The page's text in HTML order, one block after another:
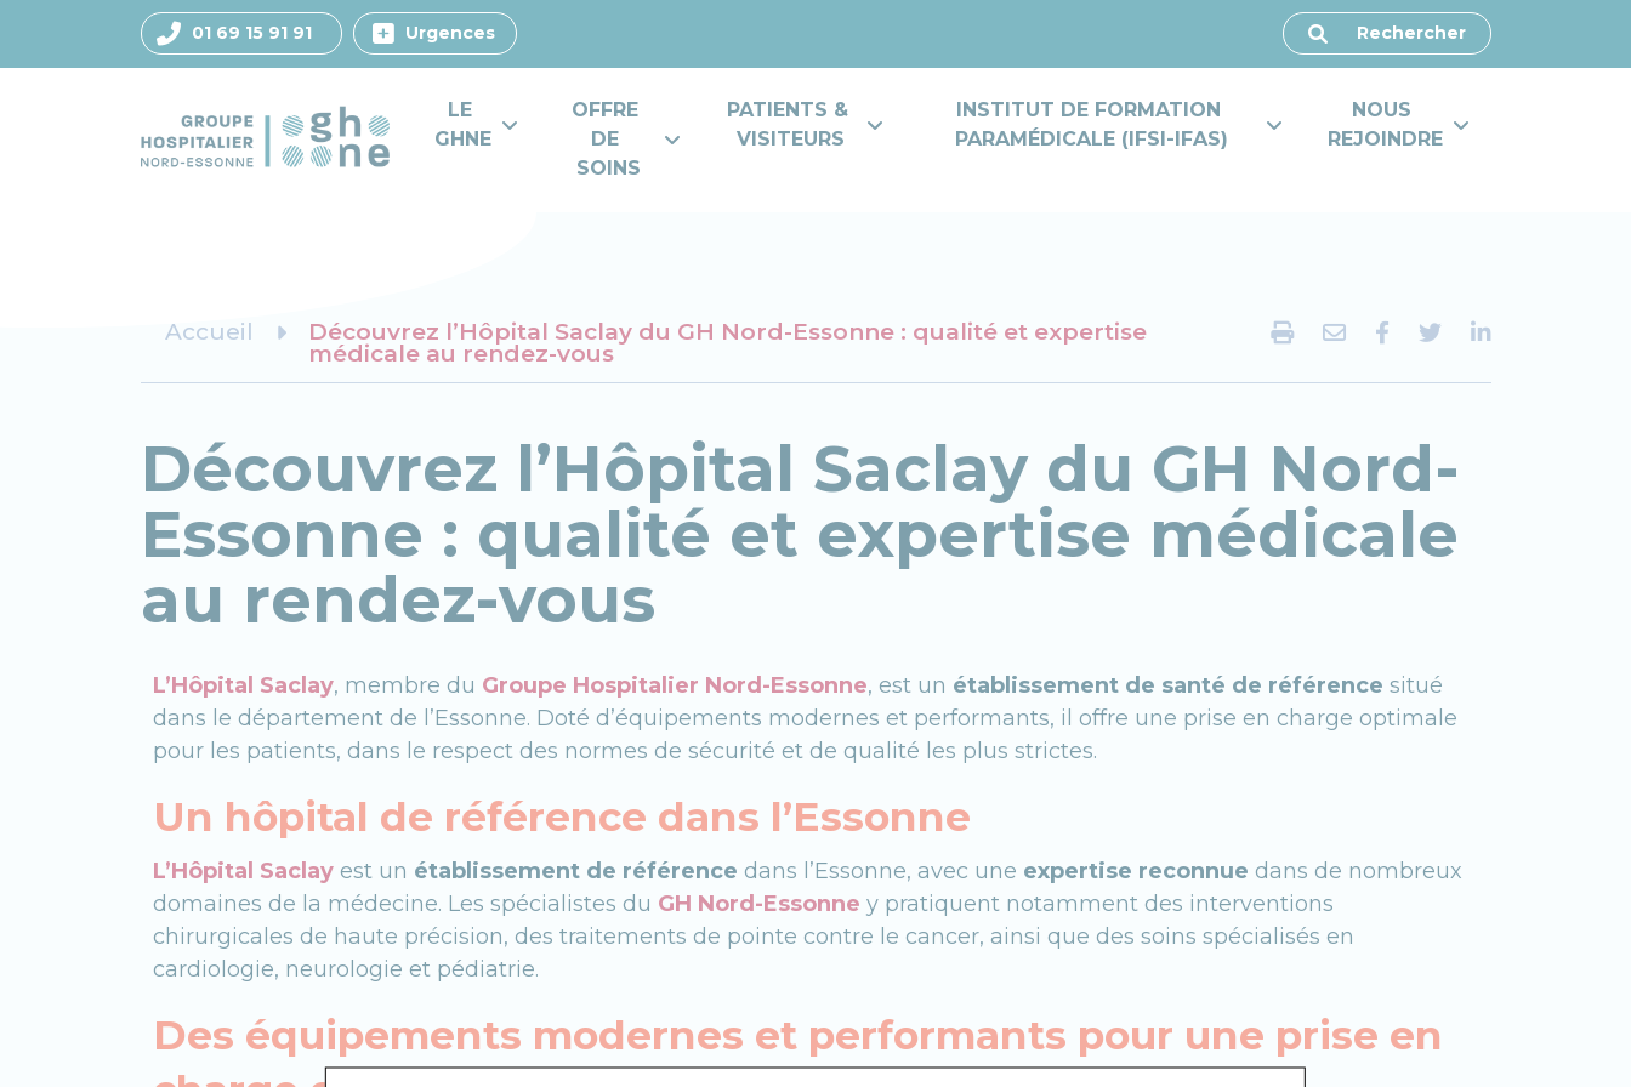
01 69 15 91 91 Urgences Rechercher
LE
GHNE
OFFRE
DE
SOINS
PATIENTS &
VISITEURS
INSTITUT DE FORMATION
PARAMÉDICALE (IFSI-IFAS)
NOUS
REJOINDRE
Accueil Découvrez l’Hôpital Saclay du GH Nord-Essonne : qualité et expertise
médicale au rendez-vous
Découvrez l’Hôpital Saclay du GH Nord-
Essonne : qualité et expertise médicale
au rendez-vous
L’Hôpital Saclay, membre du Groupe Hospitalier Nord-Essonne, est un établissement de santé de référence situé
dans le département de l’Essonne. Doté d’équipements modernes et performants, il offre une prise en charge optimale
pour les patients, dans le respect des normes de sécurité et de qualité les plus strictes.
Un hôpital de référence dans l’Essonne
L’Hôpital Saclayest un établissement de référence dans l’Essonne, avec une expertise reconnue dans de nombreux
domaines de la médecine. Les spécialistes du GH Nord-Essonne y pratiquent notamment des interventions
chirurgicales de haute précision, des traitements de pointe contre le cancer, ainsi que des soins spécialisés en
cardiologie, neurologie et pédiatrie.
Des équipements modernes et performants pour une prise en